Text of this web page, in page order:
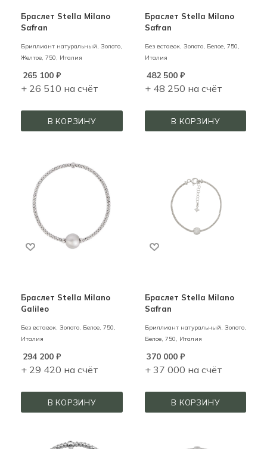
Браслет Stella Milano
Safran
Бриллиант натуральный, Золото,
Желтое, 750, Италия
265 100 ₽
+ 26 510 на счёт
В КОРЗИНУ
Браслет Stella Milano
Safran
Без вставок, Золото, Белое, 750,
Италия
482 500₽
+ 48 250 на счёт
В КОРЗИНУ
Браслет Stella Milano
Galileo
Без вставок, Золото, Белое, 750,
Италия
294 200 ₽
+ 29 420 на счёт
В КОРЗИНУ
Браслет Stella Milano
Safran
Бриллиант натуральный, Золото,
Белое, 750, Италия
370 000₽
+ 37 000 на счёт
В КОРЗИНУ